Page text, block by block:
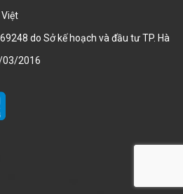
do Sở kế hoạch và đầu tư TP. Hà
03/2016